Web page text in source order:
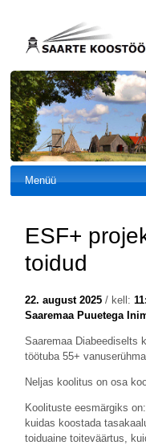
Menüü
ESF+
toidud
22. august 2025/ kell:
Saaremaa Puuetega
Saaremaa Diabeediselts
töötuba 55+
Neljas koolitus on osa
Koolituste eesmärgiks
kuidas koostada
toiduaine toiteväärtus,